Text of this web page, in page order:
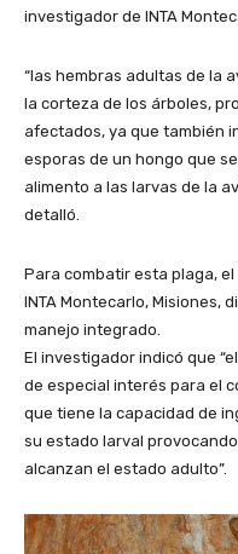
investigador de INTA
“las hembras adultas de la
la corteza de los árboles,
afectados, ya que también
esporas de un hongo que
alimento a las larvas de la
detalló.
Para combatir esta plaga,
INTA Montecarlo, Misiones,
manejo integrado.
El investigador indicó que
de especial interés para el
que tiene la capacidad de
su estado larval
alcanzan el estado adulto”.